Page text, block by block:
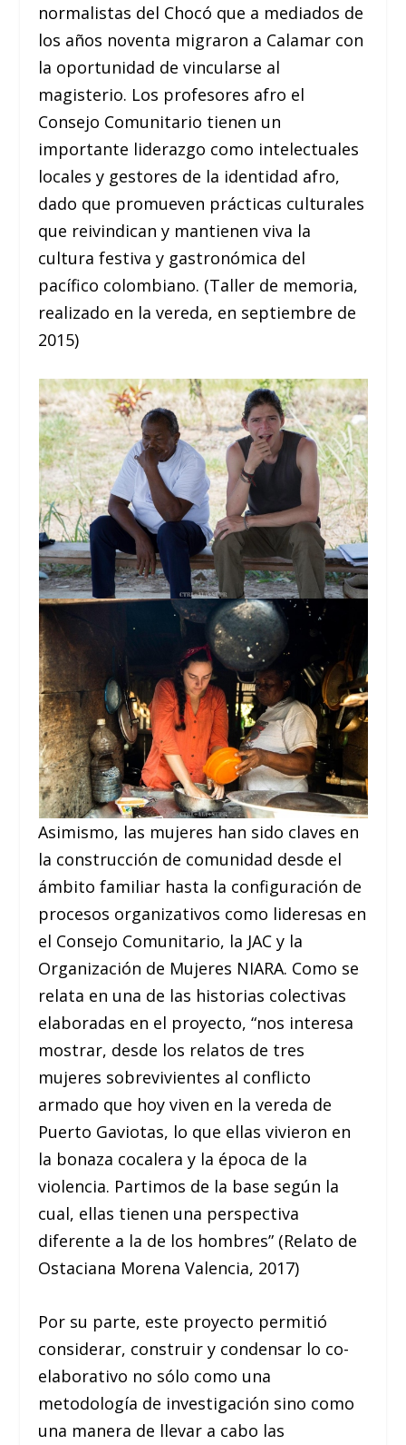
normalistas del Chocó que a mediados de
los años noventa migraron a Calamar con
la oportunidad de vincularse al
magisterio. Los profesores afro el
Consejo Comunitario tienen un
importante liderazgo como intelectuales
locales y gestores de la identidad afro,
dado que promueven prácticas culturales
que reivindican y mantienen viva la
cultura festiva y gastronómica del
pacífico colombiano. (Taller de memoria,
realizado en la vereda, en septiembre de
2015)
Asimismo, las mujeres han sido claves en
la construcción de comunidad desde el
ámbito familiar hasta la configuración de
procesos organizativos como lideresas en
el Consejo Comunitario, la JAC y la
Organización de Mujeres NIARA. Como se
relata en una de las historias colectivas
elaboradas en el proyecto, “nos interesa
mostrar, desde los relatos de tres
mujeres sobrevivientes al conflicto
armado que hoy viven en la vereda de
Puerto Gaviotas, lo que ellas vivieron en
la bonaza cocalera y la época de la
violencia. Partimos de la base según la
cual, ellas tienen una perspectiva
diferente a la de los hombres” (Relato de
Ostaciana Morena Valencia, 2017)
Por su parte, este proyecto permitió
considerar, construir y condensar lo co-
elaborativo no sólo como una
metodología de investigación sino como
una manera de llevar a cabo las